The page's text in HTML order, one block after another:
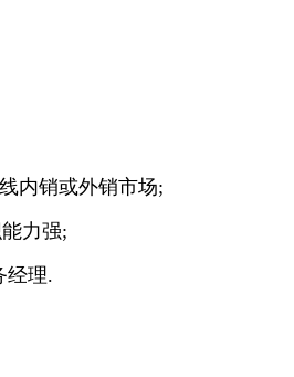
内销或外销市场;
力强;
经理.